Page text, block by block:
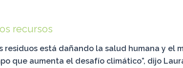
recursos
residuos está dañando la salud humana y el
que aumenta el desafío climático”, dijo